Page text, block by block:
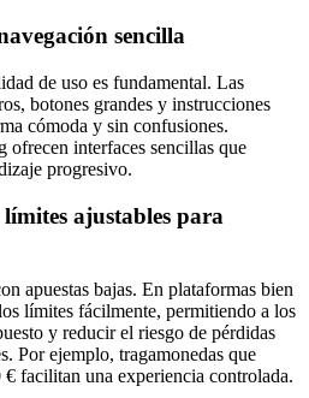
sencilla
de uso es fundamental. Las
botones grandes y instrucciones
cómoda y sin confusiones.
ofrecen interfaces sencillas que
progresivo.
ajustables para
apuestas bajas. En plataformas bien
límites fácilmente, permitiendo a los
y reducir el riesgo de pérdidas
Por ejemplo, tragamonedas que
€ facilitan una experiencia controlada.